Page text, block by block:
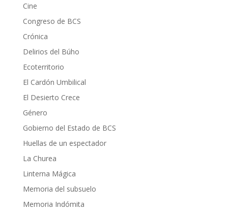
Cine
Congreso de BCS
Crónica
Delirios del Búho
Ecoterritorio
El Cardón Umbilical
El Desierto Crece
Género
Gobierno del Estado de BCS
Huellas de un espectador
La Churea
Linterna Mágica
Memoria del subsuelo
Memoria Indómita